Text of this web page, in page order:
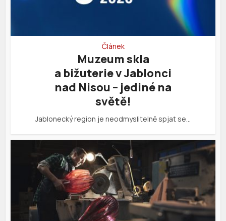
Článek
Muzeum skla
a bižuterie v Jablonci
nad Nisou – jediné na
světě!
Jablonecký region je neodmyslitelně spjat se…